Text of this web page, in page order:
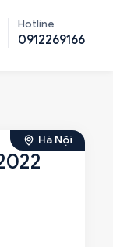
Hotline
0912269166
Hà Nội